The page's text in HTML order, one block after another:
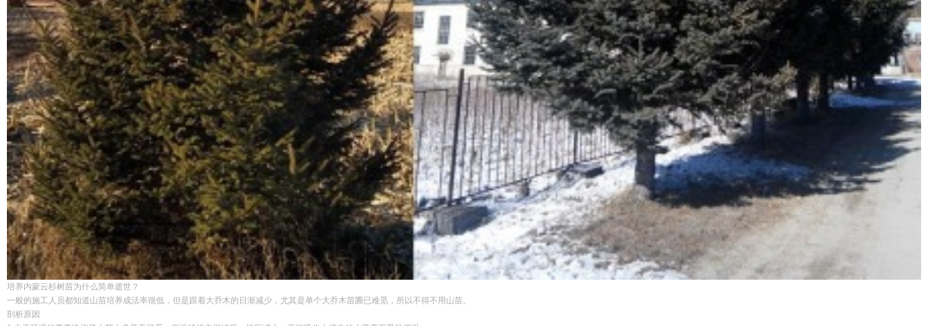
培养内蒙云杉树苗为什么简单逝世？
一般的施工人员都知道山苗培养成活率很低，但是跟着大乔木的日渐减少，尤其是单个大乔木苗圃已难觅，所以不得不用山苗。
剖析原因